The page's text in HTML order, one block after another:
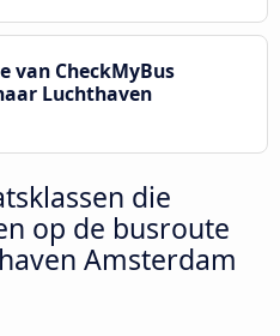
van CheckMyBus
Luchthaven
die
op de busroute
Amsterdam